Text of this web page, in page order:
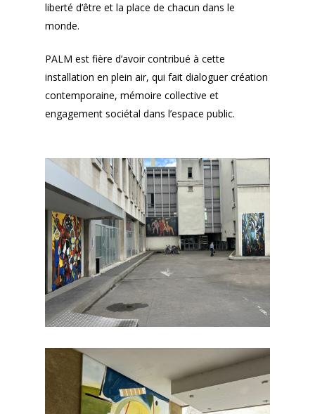
liberté d’être et la place de chacun dans le
monde.
PALM est fière d’avoir contribué à cette
installation en plein air, qui fait dialoguer création
contemporaine, mémoire collective et
engagement sociétal dans l’espace public.